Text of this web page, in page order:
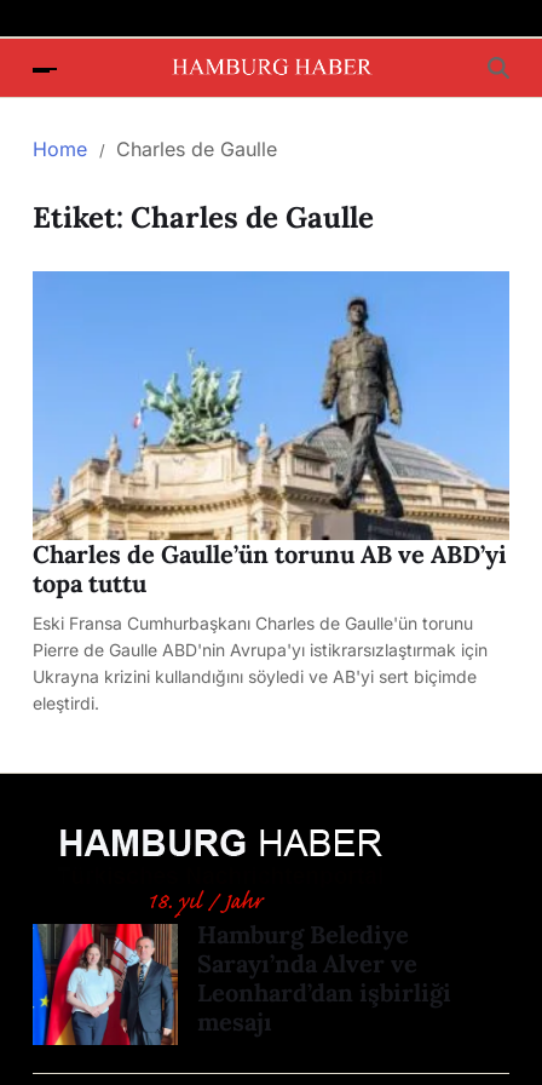
Home Charles de Gaulle
Etiket: Charles de Gaulle
Charles de Gaulle’ün torunu AB ve ABD’yi
topa tuttu
Eski Fransa Cumhurbaşkanı Charles de Gaulle'ün torunu
Pierre de Gaulle ABD'nin Avrupa'yı istikrarsızlaştırmak için
Ukrayna krizini kullandığını söyledi ve AB'yi sert biçimde
eleştirdi.
Hamburg Belediye
Sarayı’nda Alver ve
Leonhard’dan işbirliği
mesajı